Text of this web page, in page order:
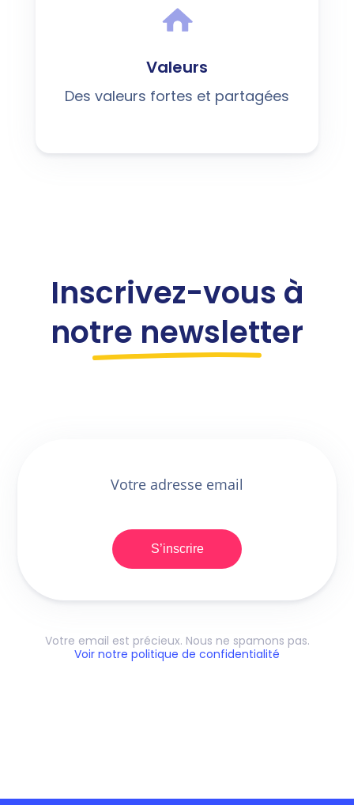
Valeurs
Des valeurs fortes et partagées
Inscrivez-vous à
notre newsletter
S’inscrire
Votre email est précieux. Nous ne spamons pas.
Voir notre politique de confidentialité